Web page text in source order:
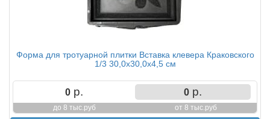
Форма для тротуарной плитки Вставка клевера Краковского
1/3 30,0х30,0х4,5 см
0 р.
до 8 тыс.руб
0р.
от 8 тыс.руб